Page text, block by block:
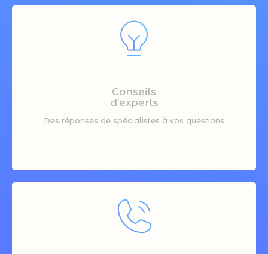
Conseils
d’experts
Des réponses de spécialistes à vos questions